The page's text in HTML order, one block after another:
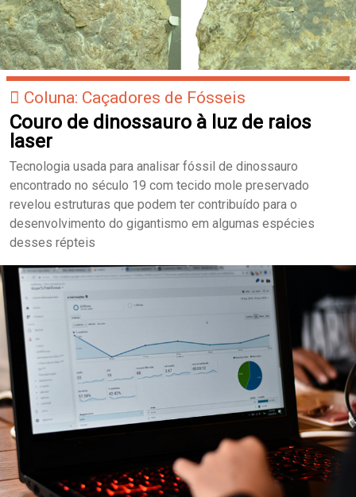
Coluna: Caçadores de Fósseis
Couro de dinossauro à luz de raios
laser
Tecnologia usada para analisar fóssil de dinossauro
encontrado no século 19 com tecido mole preservado
revelou estruturas que podem ter contribuído para o
desenvolvimento do gigantismo em algumas espécies
desses répteis